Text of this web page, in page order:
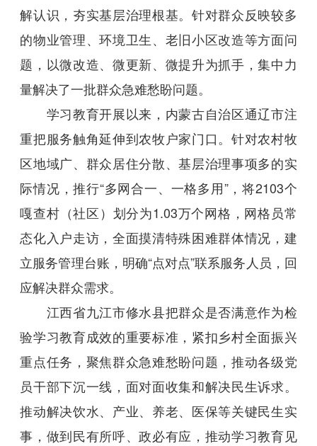
解认识，夯实基层治理根基。针对群众反映较多
的物业管理、环境卫生、老旧小区改造等方面问
题，以微改造、微更新、微提升为抓手，集中力
量解决了一批群众急难愁盼问题。
学习教育开展以来，内蒙古自治区通辽市注
重把服务触角延伸到农牧户家门口。针对农村牧
区地域广、群众居住分散、基层治理事项多的实
际情况，推行“多网合一、一格多用”，将2103个
嘎查村（社区）划分为1.03万个网格，网格员常
态化入户走访，全面摸清特殊困难群体情况，建
立服务管理台账，明确“点对点”联系服务人员，回
应解决群众需求。
江西省九江市修水县把群众是否满意作为检
验学习教育成效的重要标准，紧扣乡村全面振兴
重点任务，聚焦群众急难愁盼问题，推动各级党
员干部下沉一线，面对面收集和解决民生诉求。
推动解决饮水、产业、养老、医保等关键民生实
事，做到民有所呼、政必有应，推动学习教育见